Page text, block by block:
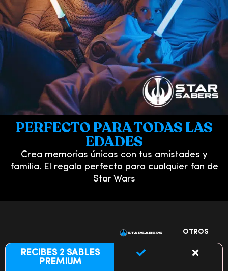
PERFECTO PARA TODAS LAS
EDADES
Crea memorias únicas con tus amistades y
familia. El regalo perfecto para cualquier fan de
Star Wars
OTROS
RECIBES 2 SABLES
PREMIUM